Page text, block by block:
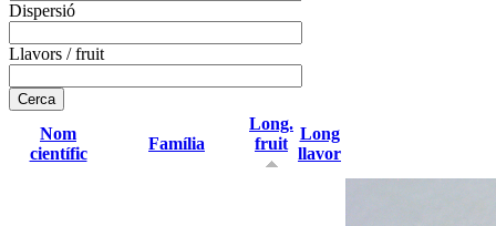
Dispersió
Llavors / fruit
Nom
científic
Família
Long.
fruit
Long
llavor